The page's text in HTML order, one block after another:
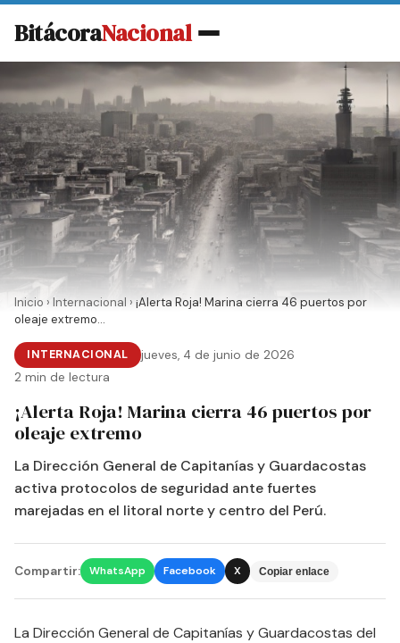
BitácoraNacional
Inicio › Internacional › ¡Alerta Roja! Marina cierra 46 puertos por
oleaje extremo...
INTERNACIONAL
jueves, 4 de junio de 2026
2 min de lectura
¡Alerta Roja! Marina cierra 46 puertos por
oleaje extremo
La Dirección General de Capitanías y Guardacostas
activa protocolos de seguridad ante fuertes
marejadas en el litoral norte y centro del Perú.
Compartir: WhatsApp Facebook X Copiar enlace
La Dirección General de Capitanías y Guardacostas del